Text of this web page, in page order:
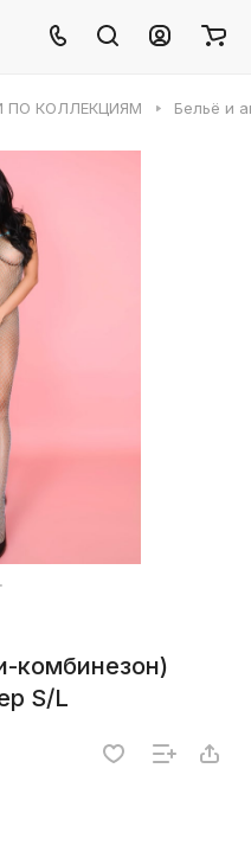
ПО КОЛЛЕКЦИЯМ Бельё и
комбинезон)
S/L